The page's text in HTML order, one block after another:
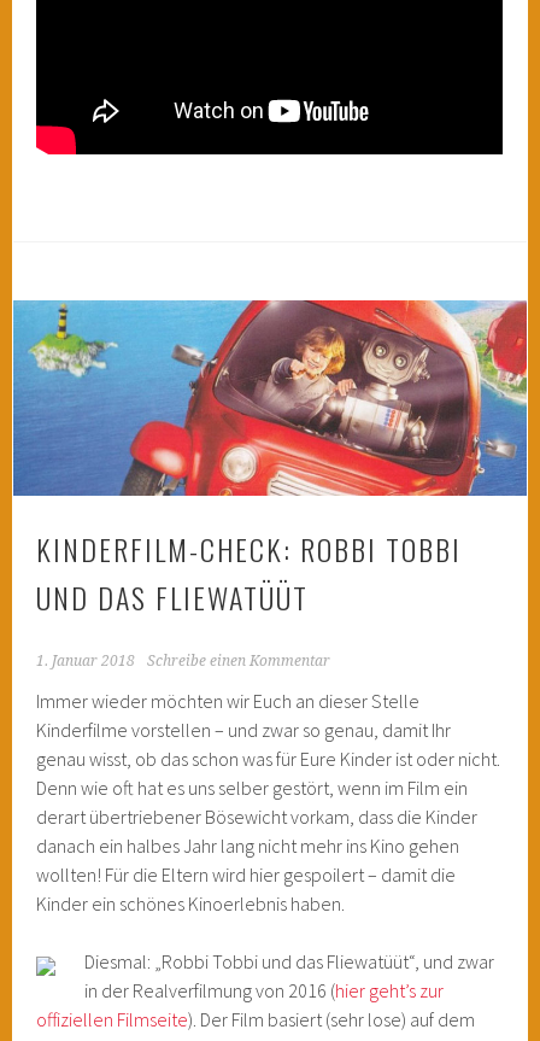
KINDERFILM-CHECK: ROBBI TOBBI
UND DAS FLIEWATÜÜT
1. Januar 2018 Schreibe einen Kommentar
Immer wieder möchten wir Euch an dieser Stelle
Kinderfilme vorstellen – und zwar so genau, damit Ihr
genau wisst, ob das schon was für Eure Kinder ist oder nicht.
Denn wie oft hat es uns selber gestört, wenn im Film ein
derart übertriebener Bösewicht vorkam, dass die Kinder
danach ein halbes Jahr lang nicht mehr ins Kino gehen
wollten! Für die Eltern wird hier gespoilert – damit die
Kinder ein schönes Kinoerlebnis haben.
Diesmal: „Robbi Tobbi und das Fliewatüüt“, und zwar
in der Realverfilmung von 2016 (hier geht’s zur
offiziellen Filmseite). Der Film basiert (sehr lose) auf dem